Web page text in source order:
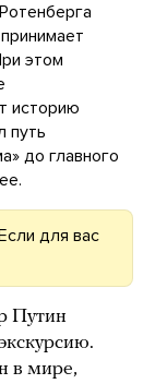
этом
историю
путь
до главного
для вас
Путин
в мире,